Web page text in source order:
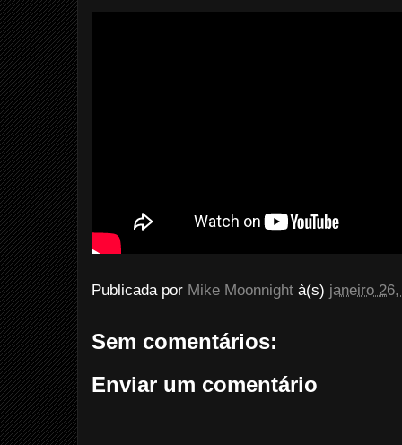
Publicada por Mike Moonnight à(s) janeiro
Sem comentários:
Enviar um comentário